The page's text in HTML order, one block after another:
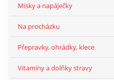
Misky a napáječky
Na procházku
Přepravky, ohrádky, klece
Vitamíny a dolňky stravy